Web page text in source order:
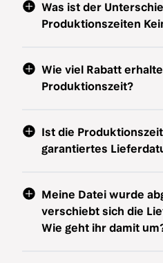
Was ist der
Produktionszeiten
Wie viel Rabatt
Produktionszeit?
Ist die
garantiertes
Meine Datei wurde
verschiebt sich die
Wie geht ihr damit